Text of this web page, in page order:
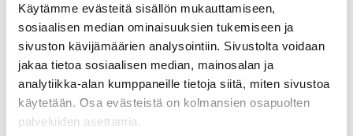
Käytämme evästeitä sisällön mukauttamiseen,
sosiaalisen median ominaisuuksien tukemiseen ja
sivuston kävijämäärien analysointiin. Sivustolta voidaan
jakaa tietoa sosiaalisen median, mainosalan ja
analytiikka-alan kumppaneille tietoja siitä, miten sivustoa
käytetään. Osa evästeistä on kolmansien osapuolten
palveluiden asettamia.
Medialle
Sinkan vapaaehtoiset
Taidemuseon ystävät
Heikkilän museoalue
Heikkilän museoalue